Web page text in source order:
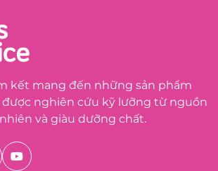
kết mang đến những sản phẩm
được nghiên cứu kỹ lưỡng từ nguồn
và giàu dưỡng chất.